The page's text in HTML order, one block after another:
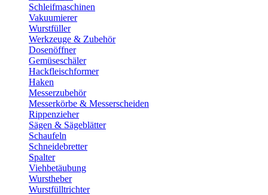
Schleifmaschinen
Vakuumierer
Wurstfüller
Werkzeuge & Zubehör
Dosenöffner
Gemüseschäler
Hackfleischformer
Haken
Messerzubehör
Messerkörbe & Messerscheiden
Rippenzieher
Sägen & Sägeblätter
Schaufeln
Schneidebretter
Spalter
Viehbetäubung
Wurstheber
Wurstfülltrichter